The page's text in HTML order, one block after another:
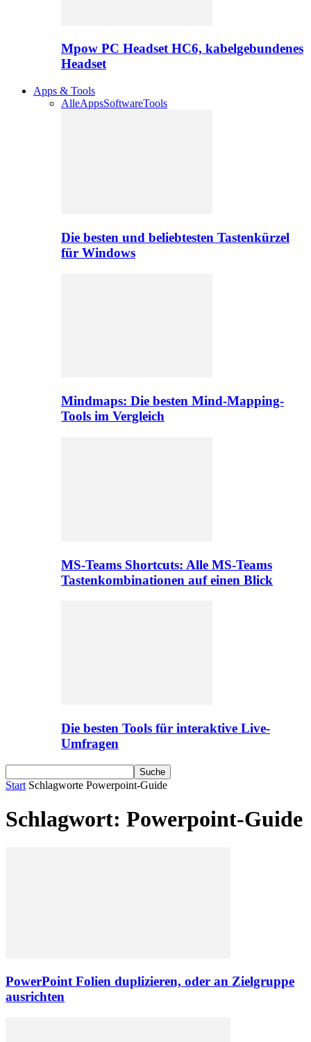
Mpow PC Headset HC6, kabelgebundenes
Headset
Apps & Tools
AlleAppsSoftwareTools
Die besten und beliebtesten Tastenkürzel
für Windows
Mindmaps: Die besten Mind-Mapping-
Tools im Vergleich
MS-Teams Shortcuts: Alle MS-Teams
Tastenkombinationen auf einen Blick
Die besten Tools für interaktive Live-
Umfragen
Start Schlagworte Powerpoint-Guide
Schlagwort: Powerpoint-Guide
PowerPoint Folien duplizieren, oder an Zielgruppe
ausrichten